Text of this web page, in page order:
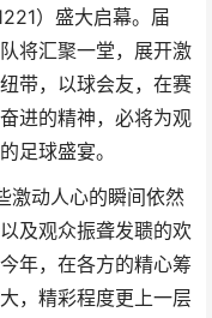
）盛大启幕。届
将汇聚一堂，展开激
带，以球会友，在赛
进的精神，必将为观
足球盛宴。
动人心的瞬间依然
及观众振聋发聩的欢
年，在各方的精心筹
，精彩程度更上一层